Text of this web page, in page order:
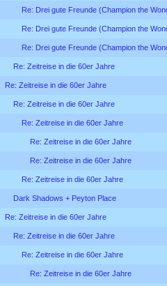
Re: Drei gute Freunde (Champion the
Re: Drei gute Freunde (Champion the
Re: Drei gute Freunde (Champion the
Re: Zeitreise in die 60er Jahre
Re: Zeitreise in die 60er Jahre
Re: Zeitreise in die 60er Jahre
Re: Zeitreise in die 60er Jahre
Re: Zeitreise in die 60er Jahre
Re: Zeitreise in die 60er Jahre
Re: Zeitreise in die 60er Jahre
Dark Shadows + Peyton Place
Re: Zeitreise in die 60er Jahre
Re: Zeitreise in die 60er Jahre
Re: Zeitreise in die 60er Jahre
Re: Zeitreise in die 60er Jahre